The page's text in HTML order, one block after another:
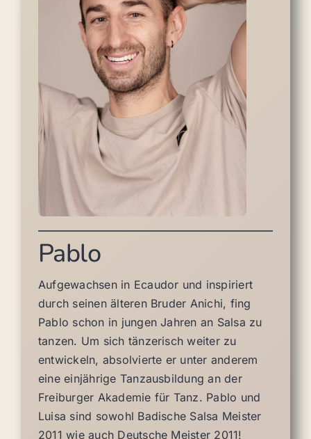
Pablo
Aufgewachsen in Ecaudor und inspiriert
durch seinen älteren Bruder Anichi, fing
Pablo schon in jungen Jahren an Salsa zu
tanzen. Um sich tänzerisch weiter zu
entwickeln, absolvierte er unter anderem
eine einjährige Tanzausbildung an der
Freiburger Akademie für Tanz. Pablo und
Luisa sind sowohl Badische Salsa Meister
2011 wie auch Deutsche Meister 2011!